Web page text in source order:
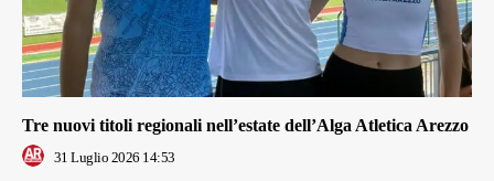
Tre nuovi titoli regionali nell’estate dell’Alga Atletica Arezzo
31 Luglio 2026 14:53